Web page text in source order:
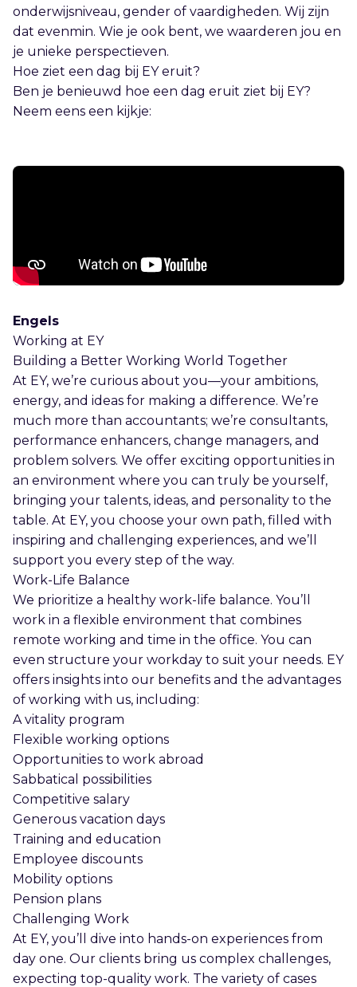
onderwijsniveau, gender of vaardigheden. Wij zijn
dat evenmin. Wie je ook bent, we waarderen jou en
je unieke perspectieven.
Hoe ziet een dag bij EY eruit?
Ben je benieuwd hoe een dag eruit ziet bij EY?
Neem eens een kijkje:
Engels
Working at EY
Building a Better Working World Together
At EY, we’re curious about you—your ambitions,
energy, and ideas for making a difference. We’re
much more than accountants; we’re consultants,
performance enhancers, change managers, and
problem solvers. We offer exciting opportunities in
an environment where you can truly be yourself,
bringing your talents, ideas, and personality to the
table. At EY, you choose your own path, filled with
inspiring and challenging experiences, and we’ll
support you every step of the way.
Work-Life Balance
We prioritize a healthy work-life balance. You’ll
work in a flexible environment that combines
remote working and time in the office. You can
even structure your workday to suit your needs. EY
offers insights into our benefits and the advantages
of working with us, including:
A vitality program
Flexible working options
Opportunities to work abroad
Sabbatical possibilities
Competitive salary
Generous vacation days
Training and education
Employee discounts
Mobility options
Pension plans
Challenging Work
At EY, you’ll dive into hands-on experiences from
day one. Our clients bring us complex challenges,
expecting top-quality work. The variety of cases